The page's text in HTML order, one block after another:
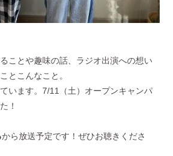
ことや趣味の話、ラジオ出演への想い
とこんなこと。
います。7/11（土）オープンキャンパ
！
から放送予定です！ぜひお聴きくださ